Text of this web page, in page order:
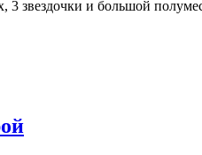
3 звездочки и большой